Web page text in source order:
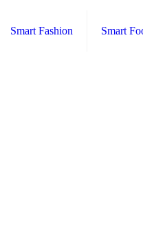
Smart Fashion Smart